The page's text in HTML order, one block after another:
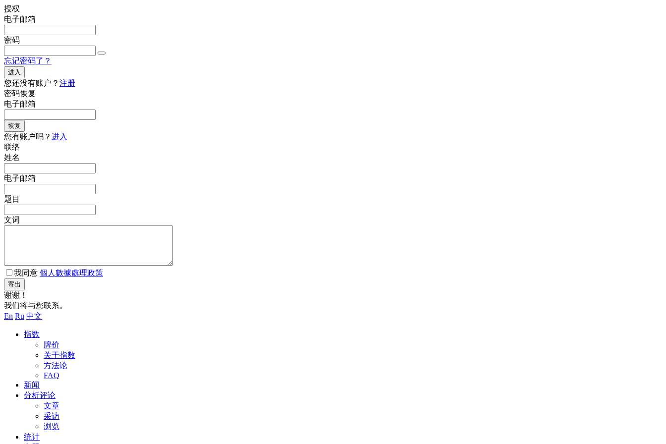
授权
电子邮箱
密码
忘记密码了？
进入
您还没有账户？ 注册
密码恢复
电子邮箱
恢复
您有账户吗？ 进入
联络
姓名
电子邮箱
题目
文词
我同意 個人數據處理政策
寄出
谢谢！
我们将与您联系。
En Ru 中文
指数
牌价
关于指数
方法论
FAQ
新闻
分析评论
文章
采访
浏览
统计